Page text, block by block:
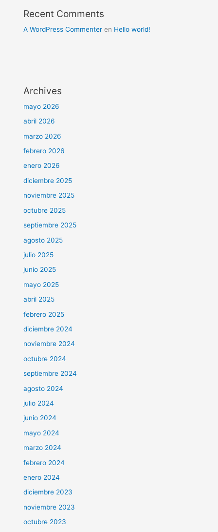
Recent Comments
A WordPress Commenter en Hello world!
Archives
mayo 2026
abril 2026
marzo 2026
febrero 2026
enero 2026
diciembre 2025
noviembre 2025
octubre 2025
septiembre 2025
agosto 2025
julio 2025
junio 2025
mayo 2025
abril 2025
febrero 2025
diciembre 2024
noviembre 2024
octubre 2024
septiembre 2024
agosto 2024
julio 2024
junio 2024
mayo 2024
marzo 2024
febrero 2024
enero 2024
diciembre 2023
noviembre 2023
octubre 2023